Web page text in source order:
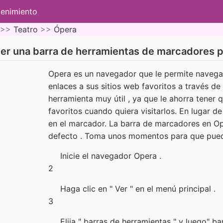
Teatro >> Ópera
una barra de herramientas de marcadores
Opera es un navegador que le permite
enlaces a sus sitios web favoritos a través de
herramienta muy útil , ya que le ahorra tener
favoritos cuando quiera visitarlos. En lugar
en el marcador. La barra de marcadores en
defecto . Toma unos momentos para que
Inicie el navegador Opera .
2
Haga clic en " Ver " en el menú principal .
3